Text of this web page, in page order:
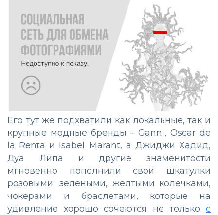
Его тут же подхватили как локальные, так и
крупные модные бренды – Ganni, Oscar de
la Renta и Isabel Marant, а Джиджи Хадид,
Дуа Липа и другие знаменитости
мгновенно пополнили свои шкатулки
розовыми, зелеными, желтыми колечками,
чокерами и браслетами, которые на
удивление хорошо сочеются не только с